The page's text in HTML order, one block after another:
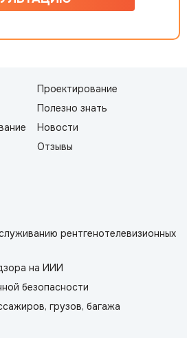
Проектирование
Полезно знать
Новости
Отзывы
рентгенотелевизионных
на ИИИ
безопасности
грузов, багажа